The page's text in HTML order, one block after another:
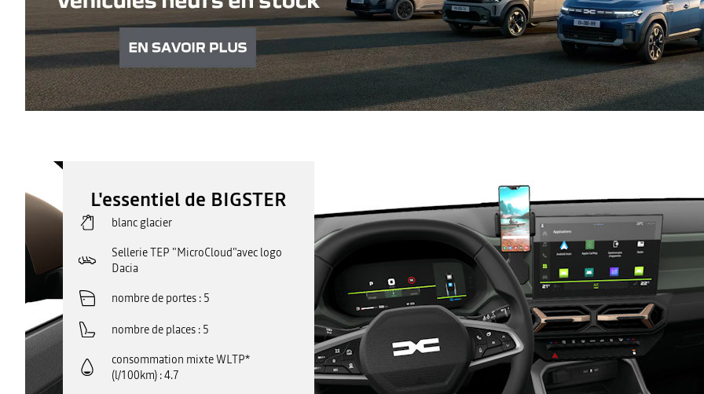
L'essentiel de BIGSTER
blanc glacier
Sellerie TEP "MicroCloud"avec logo
Dacia
nombre de portes 5
nombre de places 5
consommation mixte WLTP*
(l/100km) 4.7